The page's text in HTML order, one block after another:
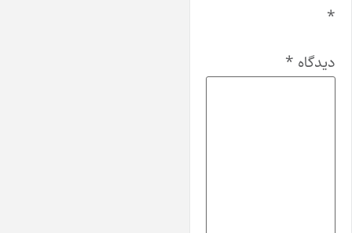
دیدگاه*